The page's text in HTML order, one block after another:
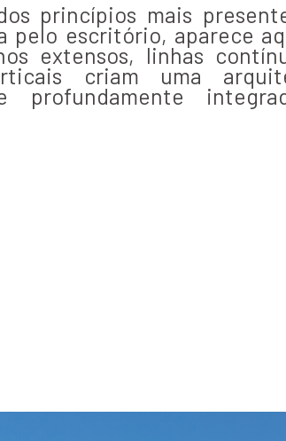
princípios mais
pelo escritório, aparece
extensos, linhas
criam uma
profundamente